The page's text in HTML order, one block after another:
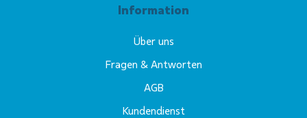
Information
Über uns
Fragen & Antworten
AGB
Kundendienst